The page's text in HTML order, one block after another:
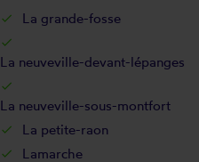
La grande-fosse
La neuveville-devant-lépanges
La neuveville-sous-montfort
La petite-raon
Lamarche